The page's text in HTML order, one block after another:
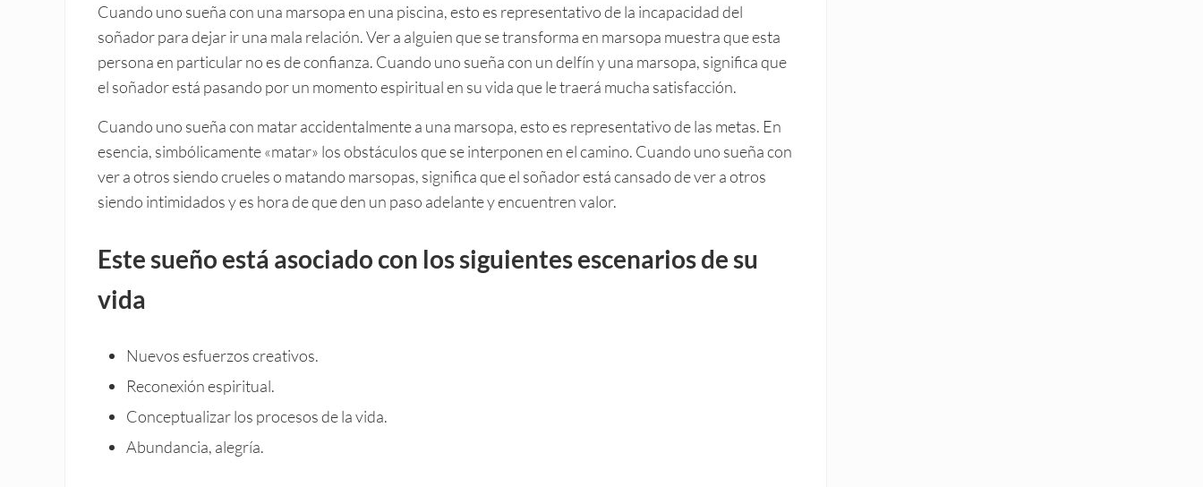
Cuando uno sueña con una marsopa en una piscina, esto es representativo de la incapacidad del
soñador para dejar ir una mala relación. Ver a alguien que se transforma en marsopa muestra que esta
persona en particular no es de confianza. Cuando uno sueña con un delfín y una marsopa, significa que
el soñador está pasando por un momento espiritual en su vida que le traerá mucha satisfacción.
Cuando uno sueña con matar accidentalmente a una marsopa, esto es representativo de las metas. En
esencia, simbólicamente «matar» los obstáculos que se interponen en el camino. Cuando uno sueña con
ver a otros siendo crueles o matando marsopas, significa que el soñador está cansado de ver a otros
siendo intimidados y es hora de que den un paso adelante y encuentren valor.
Este sueño está asociado con los siguientes escenarios de su
vida
Nuevos esfuerzos creativos.
Reconexión espiritual.
Conceptualizar los procesos de la vida.
Abundancia, alegría.